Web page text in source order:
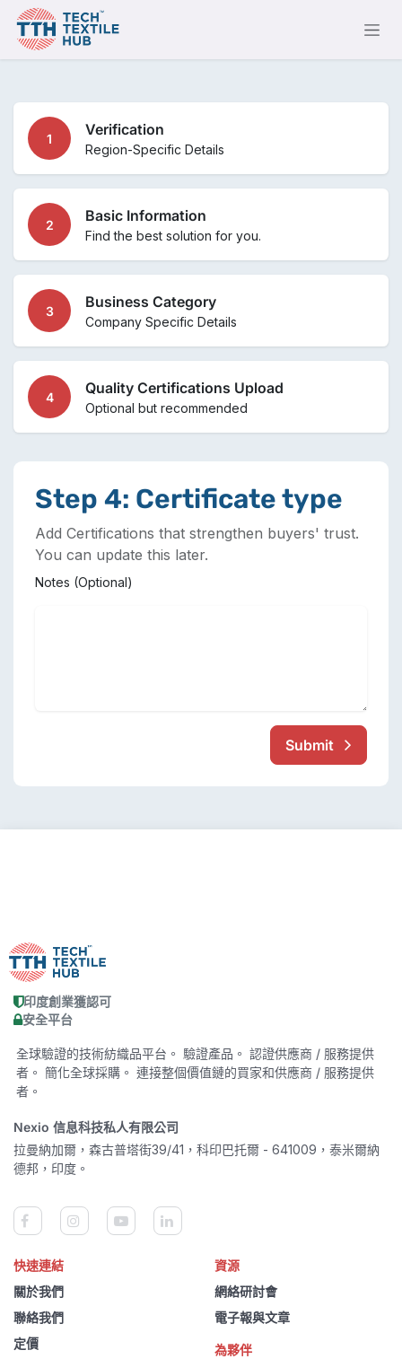
跳至內容
1
Verification
Region-Specific Details
2
Basic Information
Find the best solution for you.
3
Business Category
Company Specific Details
4
Quality Certifications Upload
Optional but recommended
Step 4: Certificate type
Add Certifications that strengthen buyers' trust.
You can update this later.
Notes (Optional)
Submit
印度創業獲認可
安全平台
全球驗證的技術紡織品平台。 驗證產品。 認證供應商 / 服務提供
者。 簡化全球採購。 連接整個價值鏈的買家和供應商 / 服務提供
者。
Nexio 信息科技私人有限公司
拉曼納加爾，森古普塔街39/41，科印巴托爾 - 641009，泰米爾納
德邦，印度。
快速連結
關於我們
聯絡我們
定價
資源
網絡研討會
電子報與文章
為夥伴